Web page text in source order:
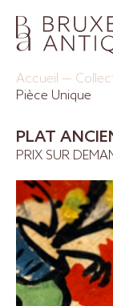
Accueil —
Pièce Unique
PLAT
PRIX SUR